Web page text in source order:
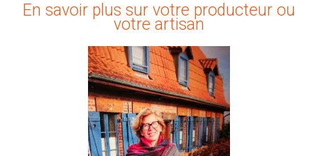
En savoir plus sur votre producteur ou
votre artisan